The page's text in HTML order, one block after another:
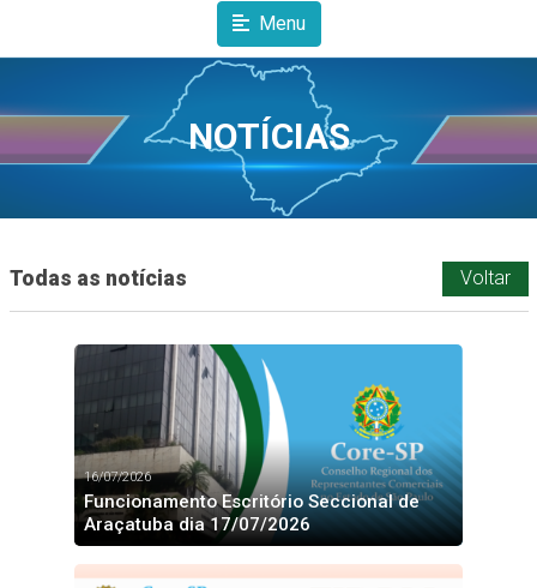
Menu
NOTÍCIAS
Todas as notícias Voltar
16/07/2026
Funcionamento Escritório Seccional de
Araçatuba dia 17/07/2026